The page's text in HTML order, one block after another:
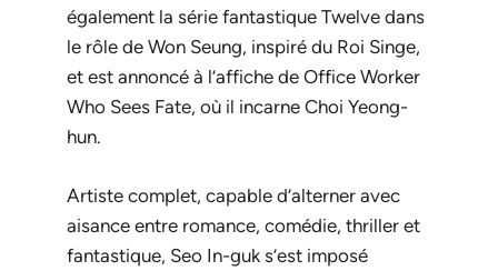
également la série fantastique Twelve dans
le rôle de Won Seung, inspiré du Roi Singe,
et est annoncé à l’affiche de Office Worker
Who Sees Fate, où il incarne Choi Yeong-
hun.
Artiste complet, capable d’alterner avec
aisance entre romance, comédie, thriller et
fantastique, Seo In-guk s’est imposé